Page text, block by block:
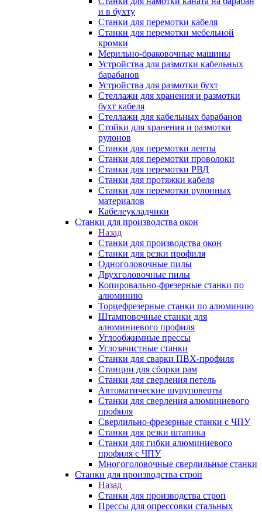
и в бухту
Станки для перемотки кабеля
Станки для перемотки мебельной
кромки
Мерильно-браковочные машины
Устройства для размотки кабельных
барабанов
Устройства для размотки бухт
Стеллажи для хранения и размотки
бухт кабеля
Стеллажи для кабельных барабанов
Стойки для хранения и размотки
рулонов
Станки для перемотки ленты
Станки для перемотки проволоки
Станки для перемотки РВД
Станки для протяжки кабеля
Станки для перемотки рулонных
материалов
Кабелеукладчики
Станки для производства окон
Назад
Станки для производства окон
Станки для резки профиля
Одноголовочные пилы
Двухголовочные пилы
Копировально-фрезерные станки по
алюминию
Торцефрезерные станки по алюминию
Штамповочные станки для
алюминиевого профиля
Углообжимные прессы
Углозачистные станки
Станки для сварки ПВХ-профиля
Станции для сборки рам
Станки для сверления петель
Автоматические шуруповерты
Станки для сверления алюминиевого
профиля
Сверлильно-фрезерные станки с ЧПУ
Станки для резки штапика
Станки для гибки алюминиевого
профиля с ЧПУ
Многоголовочные сверлильные станки
Станки для производства строп
Назад
Станки для производства строп
Прессы для опрессовки стальных